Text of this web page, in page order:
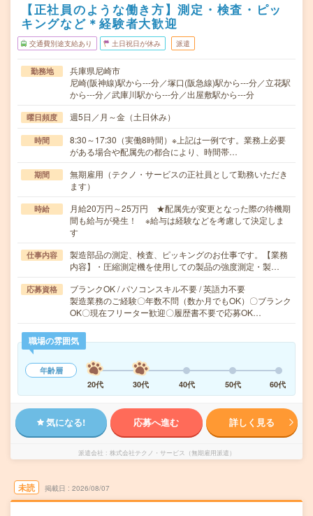
【正社員のような働き方】測定・検査・ピッ
キングなど＊経験者大歓迎
交通費別途支給あり 土日祝日が休み 派遣
勤務地
兵庫県尼崎市
尼崎(阪神線)駅から---分／塚口(阪急線)駅から---分／立花駅
から---分／武庫川駅から---分／出屋敷駅から---分
曜日頻度 週5日／月～金（土日休み）
時間
8:30～17:30（実働8時間）※上記は一例です。業務上必要
がある場合や配属先の都合により、時間帯…
期間
無期雇用（テクノ・サービスの正社員として勤務いただき
ます）
時給
月給20万円～25万円 ★配属先が変更となった際の待機期
間も給与が発生！ ※給与は経験などを考慮して決定しま
す
仕事内容
製造部品の測定、検査、ピッキングのお仕事です。【業務
内容】・圧縮測定機を使用しての製品の強度測定・製…
応募資格
ブランクOK / パソコンスキル不要 / 英語力不要
製造業務のご経験〇年数不問（数か月でもOK）〇ブランク
OK〇現在フリーター歓迎〇履歴書不要で応募OK…
職場の雰囲気
年齢層
20代
30代 40代 50代 60代
気になる! 応募へ進む 詳しく見る
派遣会社 株式会社テクノ・サービス（無期雇用派遣）
未読 掲載日 2026/08/07